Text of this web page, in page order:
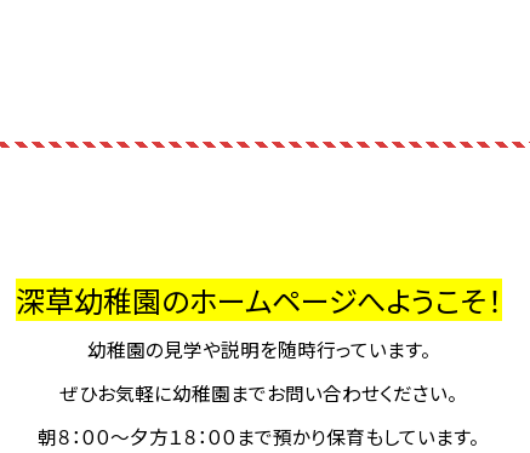
深草幼稚園のホームページへようこそ！
幼稚園の見学や説明を随時行っています。
ぜひお気軽に幼稚園までお問い合わせください。
朝８：００～夕方１８：００まで預かり保育もしています。